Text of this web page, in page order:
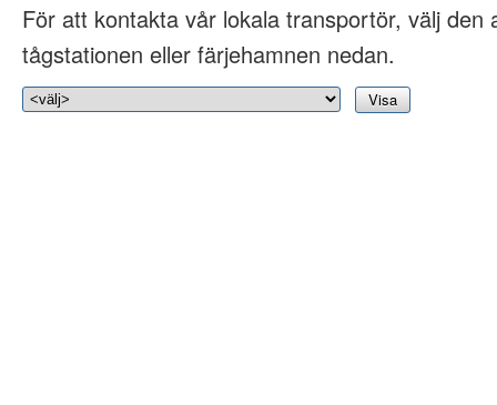
För att kontakta vår lokala transportör, välj den
tågstationen eller färjehamnen nedan.
Visa